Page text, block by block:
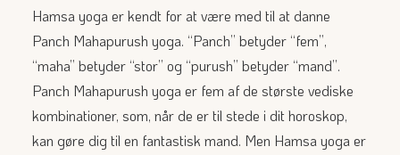
Hamsa yoga er kendt for at være med til at danne
Panch Mahapurush yoga. “Panch” betyder “fem”,
“maha” betyder “stor” og “purush” betyder “mand”.
Panch Mahapurush yoga er fem af de største vediske
kombinationer, som, når de er til stede i dit horoskop,
kan gøre dig til en fantastisk mand. Men Hamsa yoga er